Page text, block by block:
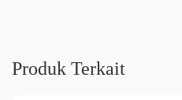
Produk Terkait